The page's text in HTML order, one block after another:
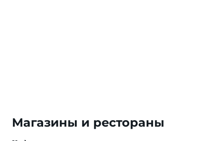
Магазины и рестораны